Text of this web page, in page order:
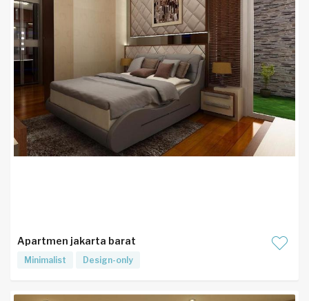
Apartmen jakarta barat
Minimalist Design-only